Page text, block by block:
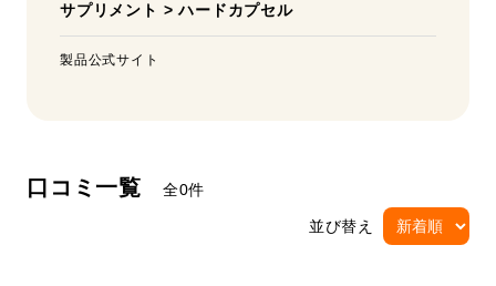
サプリメント >ハードカプセル
製品公式サイト
口コミ一覧 全0件
並び替え